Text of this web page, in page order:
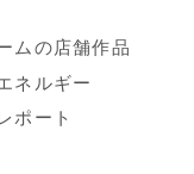
ムの店舗作品
ネルギー
ポート